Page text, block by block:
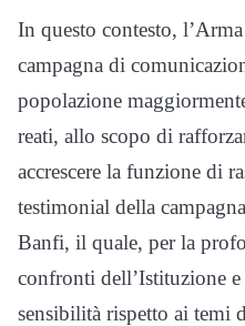
In questo contesto,
campagna di
popolazione
reati, allo scopo di
accrescere la funzione di
testimonial della
Banfi, il quale, per la
confronti dell’Istituzione e
sensibilità rispetto ai temi